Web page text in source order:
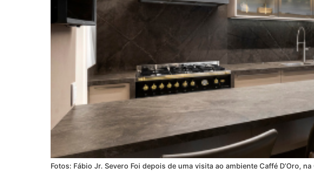
Fotos: Fábio Jr. Severo Foi depois de uma visita ao ambiente Caffé D’Oro,